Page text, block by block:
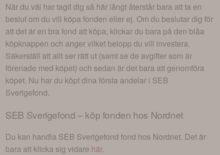
När du väl har tagit dig så här långt återstår bara att ta en
beslut om du vill köpa fonden eller ej. Om du beslutar dig för
att det är en bra fond att köpa, klickar du bara på den blåa
köpknappen och anger vilket belopp du vill investera.
Säkerställ att allt ser rätt ut (samt se de avgifter som är
förenade med köpet) och sedan är det bara att genomföra
köpet. Nu har du köpt dina första andelar i SEB
Sverigefond.
SEB Sverigefond– köp fonden hos Nordnet
Du kan handla SEB Sverigefond fond hos Nordnet. Det är
bara att klicka sig vidare här.